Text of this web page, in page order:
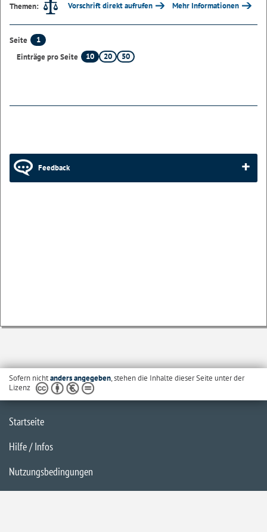
Themen:
Vorschrift direkt aufrufen Mehr Informationen
Seite
1
Einträge pro Seite
10 20 50
Feedback
Sofern nichtanders angegeben, stehen die Inhalte dieser Seite unter der
Lizenz
Startseite
Hilfe / Infos
Nutzungsbedingungen